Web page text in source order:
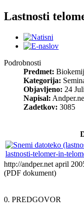
Lastnosti
Podrobnosti
Predmet:
Kategorija:
Objavljeno: 24
Napisal:
Zadetkov: 3085
lastnosti-telomer-in-
http://andper.net april
(PDF dokument)
0. PREDGOVOR